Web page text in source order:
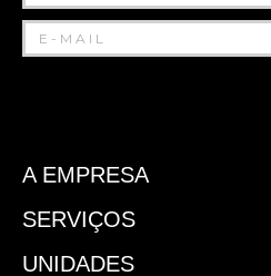
A EMPRESA
SERVIÇOS
UNIDADES